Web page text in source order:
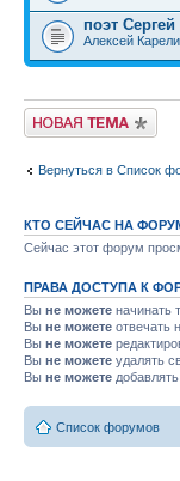
поэт
Алексей
Начать новую тему
Вернуться в Список
КТО СЕЙЧАС НА
Сейчас этот форум
ПРАВА ДОСТУПА К
Вы не можете начинать
Вы не можете отвечать
Вы не можете
Вы не можете удалять
Вы не можете
Список форумов